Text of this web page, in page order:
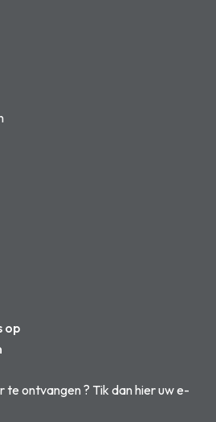
te ontvangen ? Tik dan hier uw e-
op